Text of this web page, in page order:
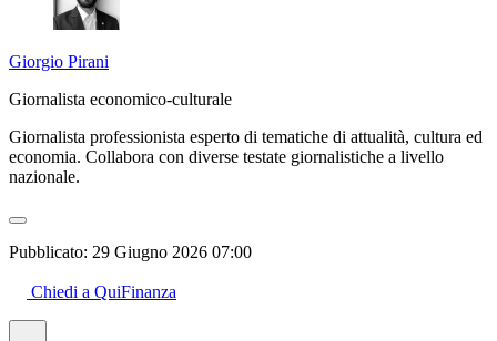
Giorgio Pirani
Giornalista economico-culturale
Giornalista professionista esperto di tematiche di attualità, cultura ed
economia. Collabora con diverse testate giornalistiche a livello
nazionale.
Pubblicato: 29 Giugno 2026 07:00
Chiedi a QuiFinanza